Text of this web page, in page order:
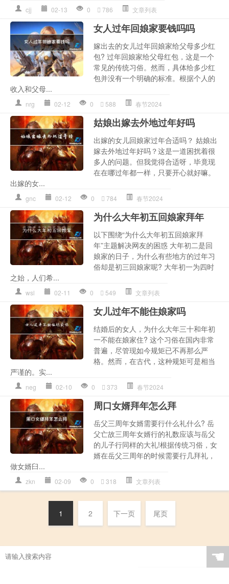
cjj 02-13 0 786 文章列表
女人过年回娘家要钱吗吗
嫁出去的女儿过年回娘家给父母多少红
包? 过年回娘家给父母红包，这是一个
常见的传统习俗。然而，具体给多少红
包并没有一个明确的标准。根据个人的
收入和父母...
nrg 02-12 0 588 春节2024
姑娘出嫁去外地过年好吗
出嫁的女儿回娘家过年合适吗？ 姑娘出
嫁去外地过年好吗？这是一道困扰着很
多人的问题。但我觉得合适呀，毕竟现
在在哪过年都一样，只要开心就好嘛。
出嫁的女...
gnc 02-12 0 784 春节2024
为什么大年初五回娘家拜年
以下围绕“为什么大年初五回娘家拜
年”主题解决网友的困惑 大年初二是回
娘家的日子，为什么有些地方的过年习
俗却是初三回娘家呢? 大年初一为四时
之始，人们希...
wsl 02-11 0 549 文章列表
女儿过年不能住娘家吗
结婚后的女人，为什么大年三十和年初
一不能在娘家住? 这个习俗在国内非常
普遍，尽管现如今规矩已不再那么严
格。然而，在古代，这种规矩可是相当
严谨的。实...
neg 02-10 0 373 春节2024
周口女婿拜年怎么拜
岳父三周年女婿需要行什么礼什么? 岳
父亡故三周年女婿行的礼数应该与岳父
的儿子行同样的大礼!根据传统习俗，女
婿在岳父三周年的时候需要行几拜礼，
做女婿臼...
zkn 02-09 0 318 文章列表
1 2 下一页 尾页
☚